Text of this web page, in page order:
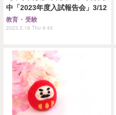
中「2023年度入試報告会」3/12
教育・受験
2023.2.16 Thu 9:45